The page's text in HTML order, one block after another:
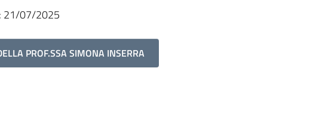
21/07/2025
PROF.SSA SIMONA INSERRA